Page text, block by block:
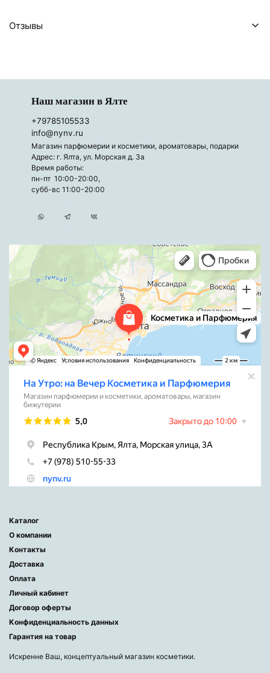
Отзывы
Наш магазин в Ялте
+79785105533
info@nynv.ru
Магазин парфюмерии и косметики, ароматовары, подарки
Адрес: г. Ялта, ул. Морская д. 3а
Время работы:
пн-пт 10:00-20:00,
субб-вс 11:00-20:00
Каталог
О компании
Контакты
Доставка
Оплата
Личный кабинет
Договор оферты
Конфиденциальность данных
Гарантия на товар
Искренне Ваш, концептуальный магазин косметики.